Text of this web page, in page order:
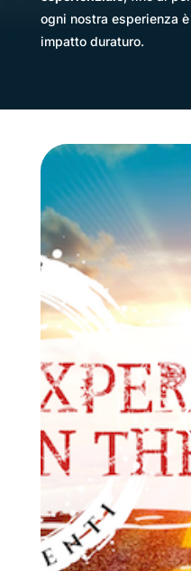
ogni nostra esperienza
impatto duraturo.